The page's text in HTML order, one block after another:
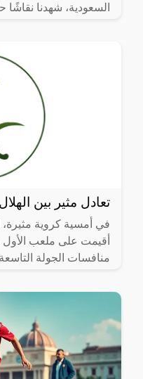
السعودية، شهدنا نقاشًا
تعادل مثير بين
في أمسية كروية مثيرة،
أقيمت على ملعب الأول
منافسات الجولة